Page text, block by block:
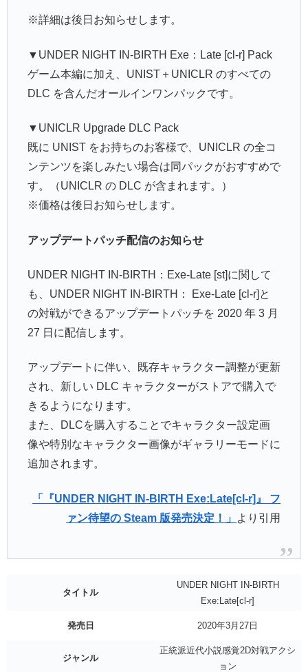
※詳細は後日お知らせします。
▼UNDER NIGHT IN-BIRTH Exe：Late [cl-r] Pack
ゲーム本編に加え、UNIST＋UNICLR のすべての
DLC を含んだオールインワンパックです。
▼UNICLR Upgrade DLC Pack
既に UNIST をお持ちのお客様で、UNICLR の全コ
ンテンツを楽しみたい場合は同パックがおすすめで
す。（UNICLR の DLC が含まれます。）
※価格は後日お知らせします。
アップデートパッチ配信のお知らせ
UNDER NIGHT IN-BIRTH：Exe-Late [st]に関して
も、UNDER NIGHT IN-BIRTH： Exe-Late [cl-r]と
の対戦ができるアップデートパッチを 2020 年 3 月
27 日に配信します。
アップデートに伴い、既存キャラクター調整が更新
され、新しい DLC キャラクターがストアで購入で
きるようになります。
また、DLCを購入することでキャラクター設定画
像や特別なキャラクター画像がギャラリーモードに
追加されます。
「『UNDER NIGHT IN-BIRTH Exe:Late[cl-r]』 フ
ァン待望の Steam 版発売決定！」 より引用
タイトル
UNDER NIGHT IN-BIRTH
Exe:Late[cl-r]
発売日 2020年3月27日
ジャンル
正統派近代小説感覚2D対戦アクシ
ョン